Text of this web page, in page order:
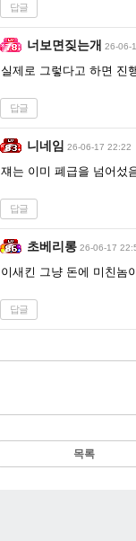
답글
너보면짖는개 26-06-
실제로 그렇다고 하면 진
답글
니네임 26-06-17 22:22
쟤는 이미 폐급을 넘어섰
답글
초베리롱 26-06-17
이새킨 그냥 돈에 미친놈
답글
목록